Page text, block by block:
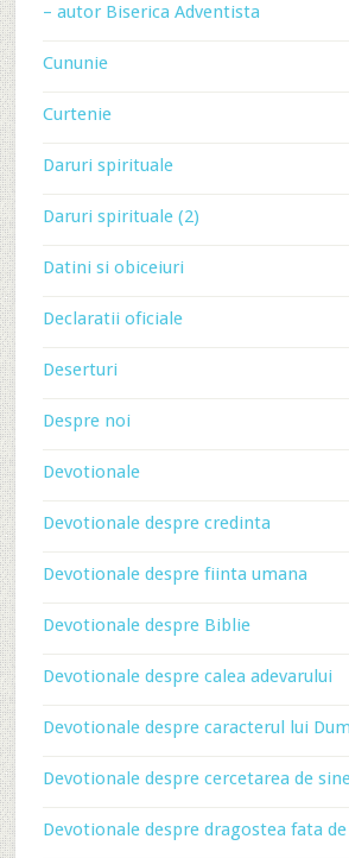
– autor Biserica Adventista
Cununie
Curtenie
Daruri spirituale
Daruri spirituale (2)
Datini si obiceiuri
Declaratii oficiale
Deserturi
Despre noi
Devotionale
Devotionale despre credinta
Devotionale despre fiinta umana
Devotionale despre Biblie
Devotionale despre calea adevarului
Devotionale despre caracterul lui
Devotionale despre cercetarea de
Devotionale despre dragostea fata